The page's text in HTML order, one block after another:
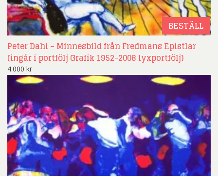
BESTÄLL
Peter Dahl – Minnesbild från Fredmans Epistlar
(ingår i portfölj Grafik 1952-2008 lyxportfölj)
4.000 kr